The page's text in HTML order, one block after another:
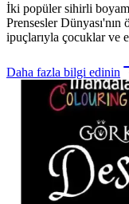
İki popüler sihirli
Prensesler
ipuçlarıyla çocuklar ve
Daha fazla bilgi edinin